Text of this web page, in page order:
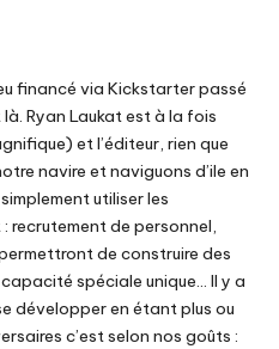
financé via Kickstarter passé
Ryan Laukat est à la fois
et l’éditeur, rien que
navire et naviguons d’ile en
utiliser les
recrutement de personnel,
de construire des
spéciale unique… Il y a
développer en étant plus ou
c’est selon nos goûts :